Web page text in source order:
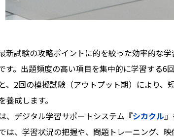
新試験の攻略ポイントに的を絞った効率的な学
す。出題頻度の高い項目を集中的に学習する6
、2回の模擬試験（アウトプット期）により、
成します。
、デジタル学習サポートシステム『シカクル』
は、学習状況の把握や、問題トレーニング、映